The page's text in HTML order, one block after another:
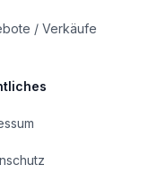
/ Verkäufe